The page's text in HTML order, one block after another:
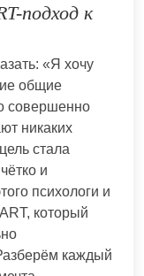
подход к
«Я хочу
общие
совершенно
никаких
стала
и
психологи и
который
каждый